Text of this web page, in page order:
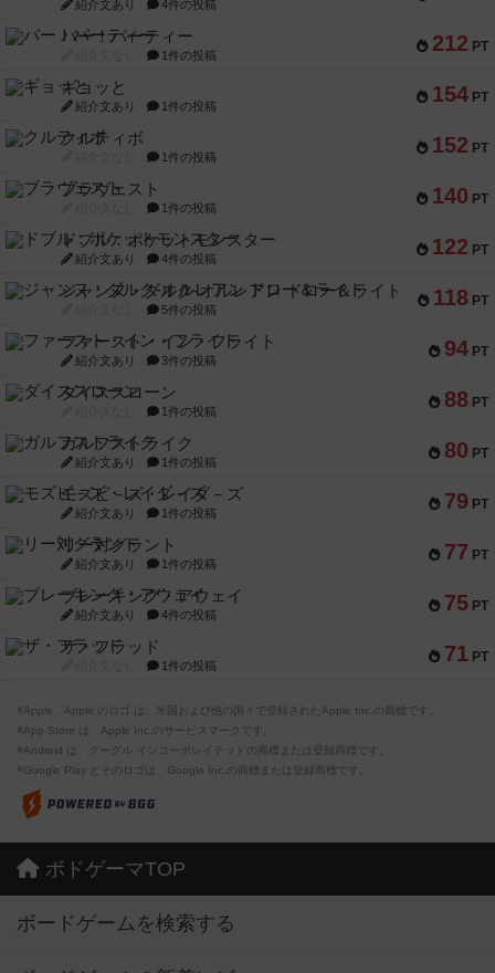
紹介文あり 4件の投稿
212 PT
バー！パーティー
1件の投稿
154 PT
ギョッと
紹介文あり 1件の投稿
152 PT
クルティボ
1件の投稿
140 PT
ブラヴェスト
1件の投稿
122 PT
ドブル：ポケットモンスター
紹介文あり 4件の投稿
118 PT
ジャンヌ・ダルク-オルレアン ドロー＆ライト
5件の投稿
94 PT
ファースト・イン・フライト
紹介文あり 3件の投稿
88 PT
ダイススローン
1件の投稿
80 PT
ガルフストライク
紹介文あり 1件の投稿
79 PT
モズビ－ズ・レイダ－ズ
紹介文あり 1件の投稿
77 PT
リー対グラント
紹介文あり 1件の投稿
75 PT
ブレーキング・アウェイ
紹介文あり 4件の投稿
71 PT
ザ・フラッド
1件の投稿
※Apple、Apple のロゴ は、米国および他の国々で登録されたApple Inc.の商標です。
※App Store は、Apple Inc.のサービスマークです。
※Android は、グーグル インコーポレイテッドの商標または登録商標です。
※Google Play とそのロゴは、Google Inc.の商標または登録商標です。
ボドゲーマTOP
ボードゲームを検索する